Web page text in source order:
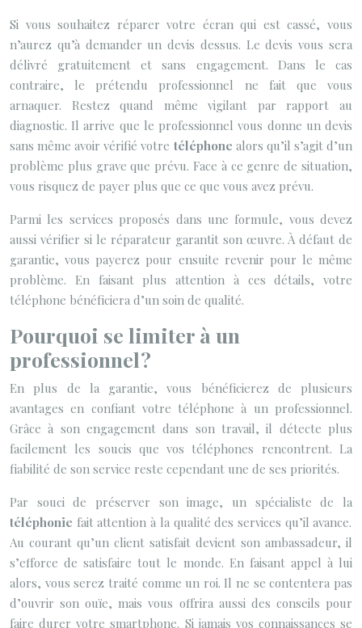
Si vous souhaitez réparer votre écran qui est cassé, vous
n’aurez qu’à demander un devis dessus. Le devis vous sera
délivré gratuitement et sans engagement. Dans le cas
contraire, le prétendu professionnel ne fait que vous
arnaquer. Restez quand même vigilant par rapport au
diagnostic. Il arrive que le professionnel vous donne un devis
sans même avoir vérifié votre téléphone alors qu’il s’agit d’un
problème plus grave que prévu. Face à ce genre de situation,
vous risquez de payer plus que ce que vous avez prévu.
Parmi les services proposés dans une formule, vous devez
aussi vérifier si le réparateur garantit son œuvre. À défaut de
garantie, vous payerez pour ensuite revenir pour le même
problème. En faisant plus attention à ces détails, votre
téléphone bénéficiera d’un soin de qualité.
Pourquoi se limiter à un
professionnel ?
En plus de la garantie, vous bénéficierez de plusieurs
avantages en confiant votre téléphone à un professionnel.
Grâce à son engagement dans son travail, il détecte plus
facilement les soucis que vos téléphones rencontrent. La
fiabilité de son service reste cependant une de ses priorités.
Par souci de préserver son image, un spécialiste de la
téléphonie fait attention à la qualité des services qu’il avance.
Au courant qu’un client satisfait devient son ambassadeur, il
s’efforce de satisfaire tout le monde. En faisant appel à lui
alors, vous serez traité comme un roi. Il ne se contentera pas
d’ouvrir son ouïe, mais vous offrira aussi des conseils pour
faire durer votre smartphone. Si jamais vos connaissances se